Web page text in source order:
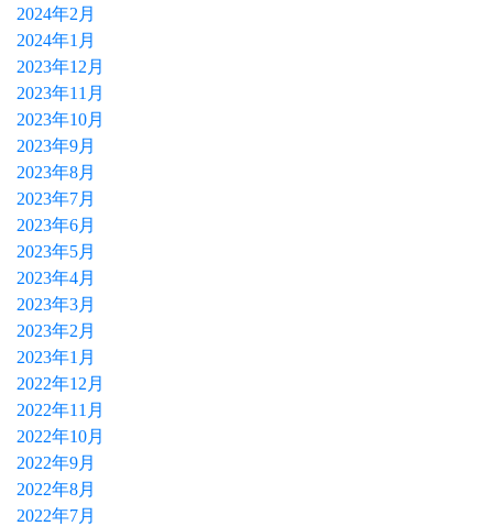
2024年2月
2024年1月
2023年12月
2023年11月
2023年10月
2023年9月
2023年8月
2023年7月
2023年6月
2023年5月
2023年4月
2023年3月
2023年2月
2023年1月
2022年12月
2022年11月
2022年10月
2022年9月
2022年8月
2022年7月